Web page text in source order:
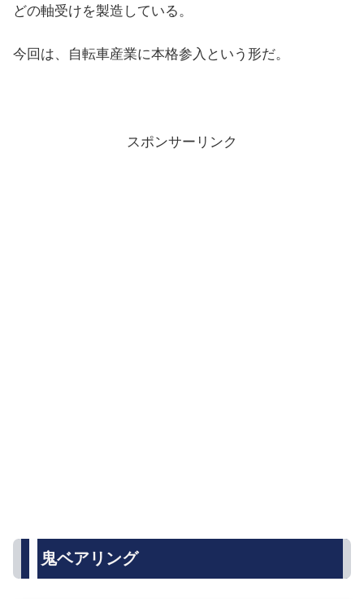
どの軸受けを製造している。
今回は、自転車産業に本格参入という形だ。
スポンサーリンク
鬼ベアリング